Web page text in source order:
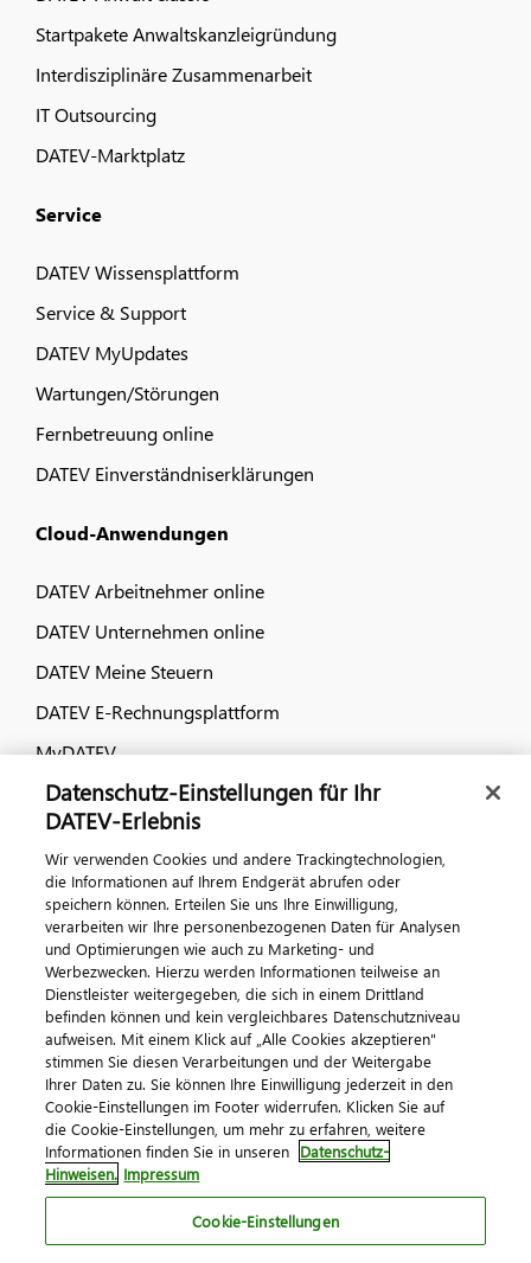
Startpakete Anwaltskanzleigründung
Interdisziplinäre Zusammenarbeit
IT Outsourcing
DATEV-Marktplatz
Service
DATEV Wissensplattform
Service & Support
DATEV MyUpdates
Wartungen/Störungen
Fernbetreuung online
DATEV Einverständniserklärungen
Cloud-Anwendungen
DATEV Arbeitnehmer online
DATEV Unternehmen online
DATEV Meine Steuern
DATEV E-Rechnungsplattform
MyDATEV
Dialog & Medien
Veranstaltungen
DATEV magazin
DATEV-Community
DATEV-Newsletter
Kontaktieren Sie uns
Datenschutz-Einstellungen für Ihr
DATEV-Erlebnis
Wir verwenden Cookies und andere Trackingtechnologien,
die Informationen auf Ihrem Endgerät abrufen oder
speichern können. Erteilen Sie uns Ihre Einwilligung,
verarbeiten wir Ihre personenbezogenen Daten für Analysen
und Optimierungen wie auch zu Marketing- und
Werbezwecken. Hierzu werden Informationen teilweise an
Dienstleister weitergegeben, die sich in einem Drittland
befinden können und kein vergleichbares Datenschutzniveau
aufweisen. Mit einem Klick auf „Alle Cookies akzeptieren"
stimmen Sie diesen Verarbeitungen und der Weitergabe
Ihrer Daten zu. Sie können Ihre Einwilligung jederzeit in den
Cookie-Einstellungen im Footer widerrufen. Klicken Sie auf
die Cookie-Einstellungen, um mehr zu erfahren, weitere
Informationen finden Sie in unseren Datenschutz-
Hinweisen. Impressum
Cookie-Einstellungen